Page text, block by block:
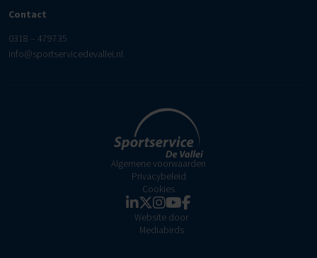
Contact
0318 – 479735
info@sportservicedevallei.nl
Algemene voorwaarden
Privacybeleid
Cookies
Website door
Mediabirds